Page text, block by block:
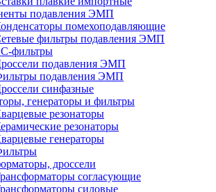
подавления ЭМП
помехоподавляющие
фильтры подавления ЭМП
фильтры
подавления ЭМП
подавления ЭМП
синфазные
генераторы и фильтры
резонаторы
резонаторы
генераторы
дроссели
согласующие
силовые